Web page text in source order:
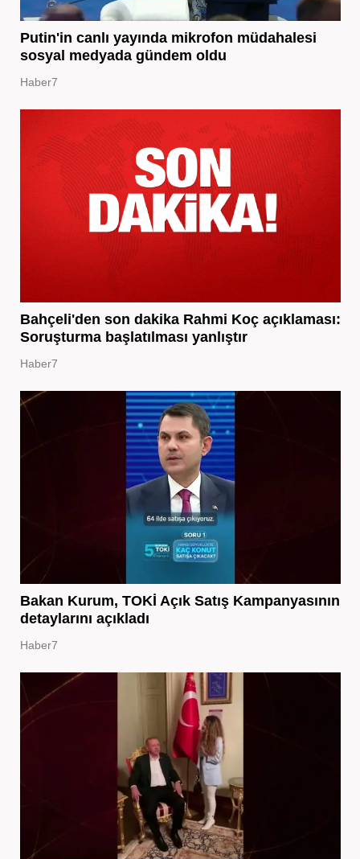
Putin'in canlı yayında mikrofon müdahalesi
sosyal medyada gündem oldu
Haber7
Bahçeli'den son dakika Rahmi Koç açıklaması:
Soruşturma başlatılması yanlıştır
Haber7
Bakan Kurum, TOKİ Açık Satış Kampanyasının
detaylarını açıkladı
Haber7